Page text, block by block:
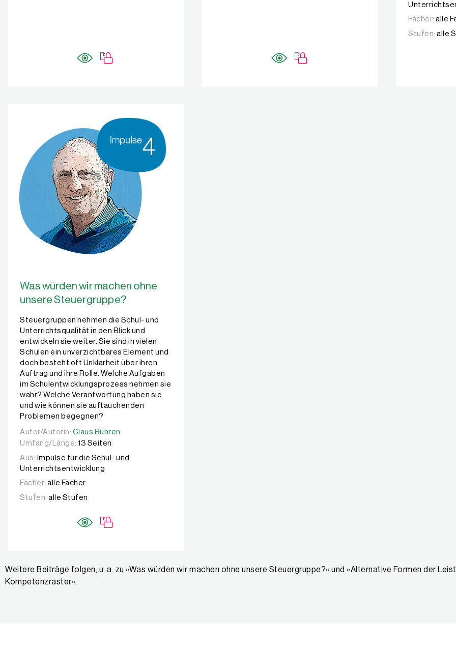
Fächer: alle
Stufen: alle
Was würden wir machen ohne
unsere Steuergruppe?
Steuergruppen nehmen die Schul- und
Unterrichtsqualität in den Blick und
entwickeln sie weiter. Sie sind in vielen
Schulen ein unverzichtbares Element und
doch besteht oft Unklarheit über ihren
Auftrag und ihre Rolle. Welche Aufgaben
im Schulentwicklungsprozess nehmen sie
wahr? Welche Verantwortung haben sie
und wie können sie auftauchenden
Problemen begegnen?
Autor/Autorin: Claus Buhren
Autor/Autorin: Claus Buhren
Umfang/Länge: 13 Seiten
Aus: Impulse für die Schul- und
Unterrichtsentwicklung
Fächer: alle Fächer
Stufen: alle Stufen
Weitere Beiträge folgen, u. a. zu »Was würden wir machen ohne unsere Steuergruppe?« und »Alternative Formen der
Kompetenzraster«.